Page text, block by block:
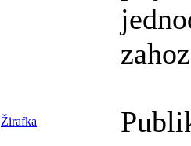
Žirafka